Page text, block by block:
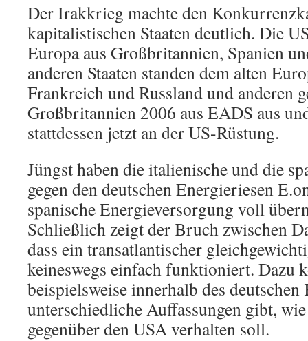
Der Irakkrieg machte den
kapitalistischen Staaten deutlich. Die
Europa aus Großbritannien, Spanien
anderen Staaten standen dem alten
Frankreich und Russland und anderen
Großbritannien 2006 aus EADS aus
stattdessen jetzt an der US-Rüstung.
Jüngst haben die italienische und die
gegen den deutschen Energieriesen
spanische Energieversorgung voll
Schließlich zeigt der Bruch zwischen
dass ein transatlantischer
keineswegs einfach funktioniert. Dazu
beispielsweise innerhalb des deutschen
unterschiedliche Auffassungen gibt,
gegenüber den USA verhalten soll.